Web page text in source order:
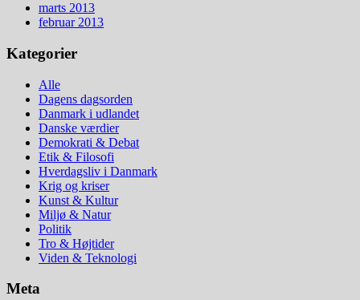
marts 2013
februar 2013
Kategorier
Alle
Dagens dagsorden
Danmark i udlandet
Danske værdier
Demokrati & Debat
Etik & Filosofi
Hverdagsliv i Danmark
Krig og kriser
Kunst & Kultur
Miljø & Natur
Politik
Tro & Højtider
Viden & Teknologi
Meta